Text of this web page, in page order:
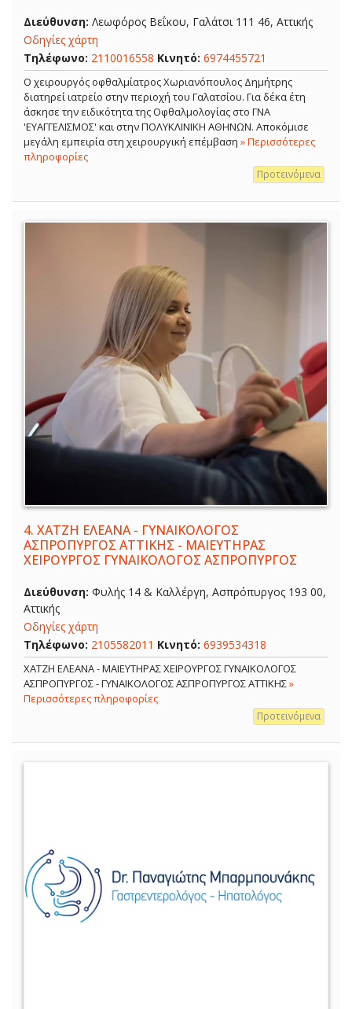
Διεύθυνση: Λεωφόρος Βεΐκου, Γαλάτσι 111 46, Αττικής
Οδηγίες χάρτη
Τηλέφωνο: 2110016558 Κινητό: 6974455721
Ο χειρουργός οφθαλμίατρος Χωριανόπουλος Δημήτρης
διατηρεί ιατρείο στην περιοχή του Γαλατσίου. Για δέκα έτη
άσκησε την ειδικότητα της Οφθαλμολογίας στο ΓΝΑ
'ΕΥΑΓΓΕΛΙΣΜΟΣ' και στην ΠΟΛΥΚΛΙΝΙΚΗ ΑΘΗΝΩΝ. Αποκόμισε
μεγάλη εμπειρία στη χειρουργική επέμβαση » Περισσότερες
πληροφορίες
Προτεινόμενα
4. ΧΑΤΖΗ ΕΛΕΑΝΑ - ΓΥΝΑΙΚΟΛΟΓΟΣ
ΑΣΠΡΟΠΥΡΓΟΣ ΑΤΤΙΚΗΣ - ΜΑΙΕΥΤΗΡΑΣ
ΧΕΙΡΟΥΡΓΟΣ ΓΥΝΑΙΚΟΛΟΓΟΣ ΑΣΠΡΟΠΥΡΓΟΣ
Διεύθυνση: Φυλής 14 & Καλλέργη, Ασπρόπυργος 193 00,
Αττικής
Οδηγίες χάρτη
Τηλέφωνο: 2105582011 Κινητό: 6939534318
ΧΑΤΖΗ ΕΛΕΑΝΑ - ΜΑΙΕΥΤΗΡΑΣ ΧΕΙΡΟΥΡΓΟΣ ΓΥΝΑΙΚΟΛΟΓΟΣ
ΑΣΠΡΟΠΥΡΓΟΣ - ΓΥΝΑΙΚΟΛΟΓΟΣ ΑΣΠΡΟΠΥΡΓΟΣ ΑΤΤΙΚΗΣ»
Περισσότερες πληροφορίες
Προτεινόμενα